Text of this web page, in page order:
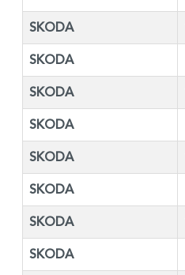
SKODA
SKODA
SKODA
SKODA
SKODA
SKODA
SKODA
SKODA